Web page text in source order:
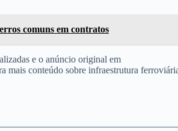
comuns em contratos
e o anúncio original em
mais conteúdo sobre infraestrutura